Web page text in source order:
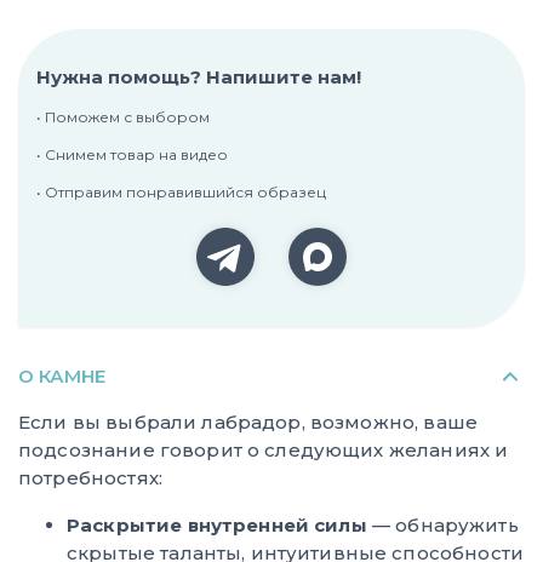
Нужна помощь? Напишите нам!
• Поможем с выбором
• Снимем товар на видео
• Отправим понравившийся образец
О КАМНЕ
Если вы выбрали лабрадор, возможно, ваше
подсознание говорит о следующих желаниях и
потребностях:
Раскрытие внутренней силы — обнаружить
скрытые таланты, интуитивные способности